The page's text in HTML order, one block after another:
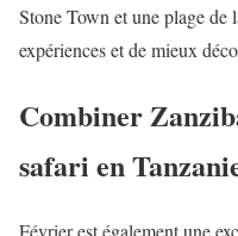
Stone Town et une plage de
expériences et de mieux
Combiner
safari en
Février est également une